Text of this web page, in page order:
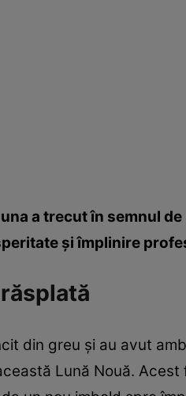
a trecut în semnul
şi împlinire
din greu şi au avut
Lună Nouă.